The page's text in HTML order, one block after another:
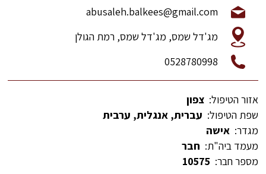
abusaleh.balkees@gmail.com
מג'דל שמס, מג'דל שמס, רמת הגולן
0528780998
אזור הטיפול: צפון
שפת הטיפול: עברית, אנגלית, ערבית
מגדר: אישה
מעמד ביה"ת: חבר
מספר חבר: 10575